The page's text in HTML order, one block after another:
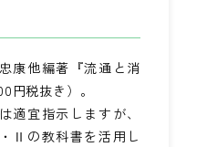
康他編著『流通と消
円税抜き）。
適宜指示しますが、
Ⅱの教科書を活用し